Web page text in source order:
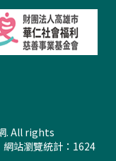
. All rights
瀏覽統計：1624